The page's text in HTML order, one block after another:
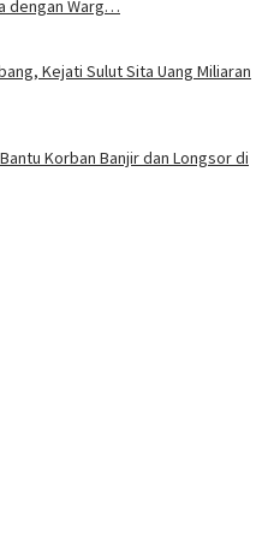
dengan Warg…
Kejati Sulut Sita Uang Miliaran
Bantu Korban Banjir dan Longsor di